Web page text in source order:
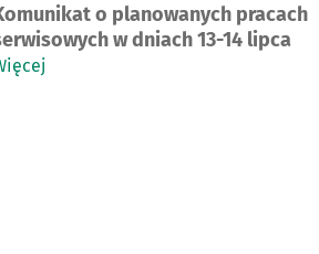
o planowanych pracach
w dniach 13-14 lipca